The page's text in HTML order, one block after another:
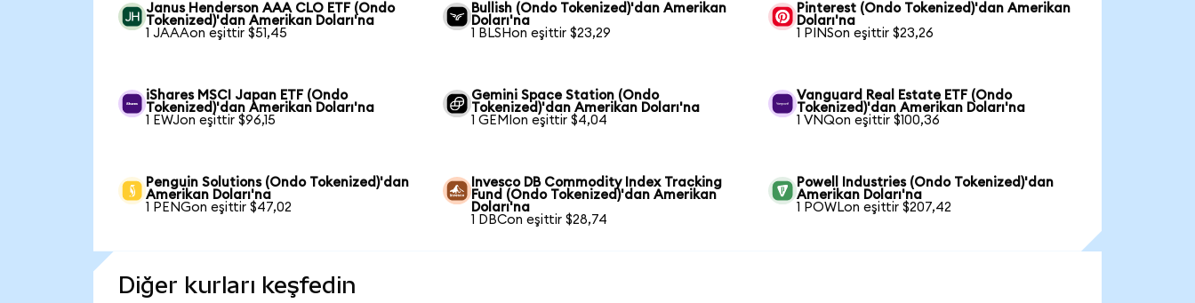
Janus Henderson AAA CLO ETF (Ondo
Tokenized)'dan Amerikan Doları'na
1 JAAAon eşittir $51,45
Bullish (Ondo Tokenized)'dan Amerikan
Doları'na
1 BLSHon eşittir $23,29
Pinterest (Ondo Tokenized)'dan Amerikan
Doları'na
1 PINSon eşittir $23,26
iShares MSCI Japan ETF (Ondo
Tokenized)'dan Amerikan Doları'na
1 EWJon eşittir $96,15
Gemini Space Station (Ondo
Tokenized)'dan Amerikan Doları'na
1 GEMIon eşittir $4,04
Vanguard Real Estate ETF (Ondo
Tokenized)'dan Amerikan Doları'na
1 VNQon eşittir $100,36
Penguin Solutions (Ondo Tokenized)'dan
Amerikan Doları'na
1 PENGon eşittir $47,02
Invesco DB Commodity Index Tracking
Fund (Ondo Tokenized)'dan Amerikan
Doları'na
1 DBCon eşittir $28,74
Powell Industries (Ondo Tokenized)'dan
Amerikan Doları'na
1 POWLon eşittir $207,42
Diğer kurları keşfedin